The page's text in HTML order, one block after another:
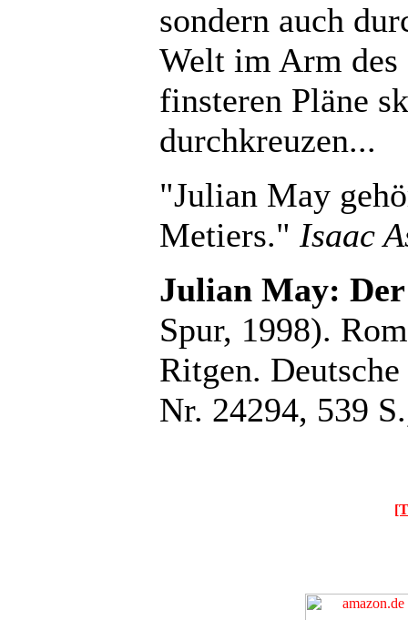
sondern auch
Welt im Arm des
finsteren Pläne
durchkreuzen...
"Julian May
Metiers." Isaac
Julian May: Der
Spur, 1998).
Ritgen.
Nr. 24294, 539